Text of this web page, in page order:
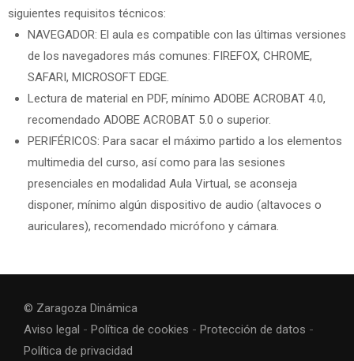
siguientes requisitos técnicos:
NAVEGADOR: El aula es compatible con las últimas versiones
de los navegadores más comunes: FIREFOX, CHROME,
SAFARI, MICROSOFT EDGE.
Lectura de material en PDF, mínimo ADOBE ACROBAT 4.0,
recomendado ADOBE ACROBAT 5.0 o superior.
PERIFÉRICOS: Para sacar el máximo partido a los elementos
multimedia del curso, así como para las sesiones
presenciales en modalidad Aula Virtual, se aconseja
disponer, mínimo algún dispositivo de audio (altavoces o
auriculares), recomendado micrófono y cámara.
© Zaragoza Dinámica
Aviso legal - Política de cookies - Protección de datos -
Política de privacidad